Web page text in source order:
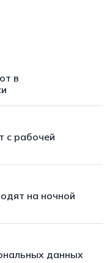
в
с рабочей
на ночной
данных